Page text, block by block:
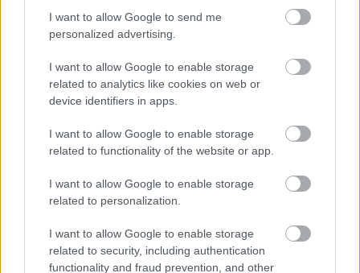
I want to allow Google to send me
personalized advertising.
I want to allow Google to enable storage
related to analytics like cookies on web or
device identifiers in apps.
I want to allow Google to enable storage
related to functionality of the website or app.
I want to allow Google to enable storage
related to personalization.
I want to allow Google to enable storage
related to security, including authentication
functionality and fraud prevention, and other
Sok volt az igazolatlan hiányzás, Pócs János fizetéslevonást
A Szolnok megyei gazdák nagyon nem akarták a JÉGER
további üzemeltetését
Csendélet 5.0: alig balesetveszélyes lépcső és remek
állapotban levő buszmegálló mutatja, hogy Szolnok mennyire
Pénteken újra csökken a benzin és a gázolaj ára is
Napokon belül megválasztja az új köztársasági elnököt az
Országgyűlés